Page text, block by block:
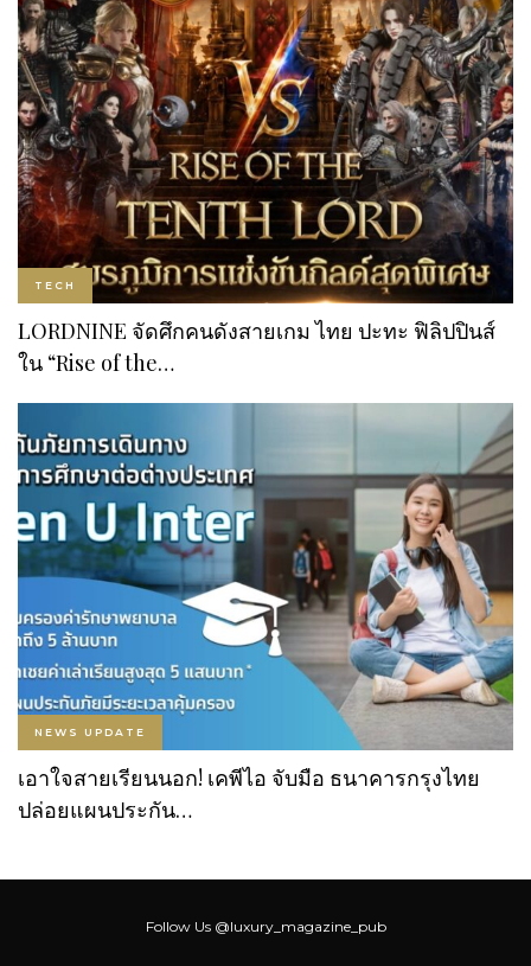
TECH
LORDNINE จัดศึกคนดังสายเกม ไทย ปะทะ ฟิลิปปินส์
ใน “Rise of the…
NEWS UPDATE
เอาใจสายเรียนนอก! เคพีไอ จับมือ ธนาคารกรุงไทย
ปล่อยแผนประกัน…
Follow Us @luxury_magazine_pub